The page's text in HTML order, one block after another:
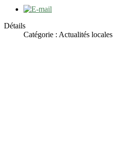
Détails
Catégorie : Actualités locales